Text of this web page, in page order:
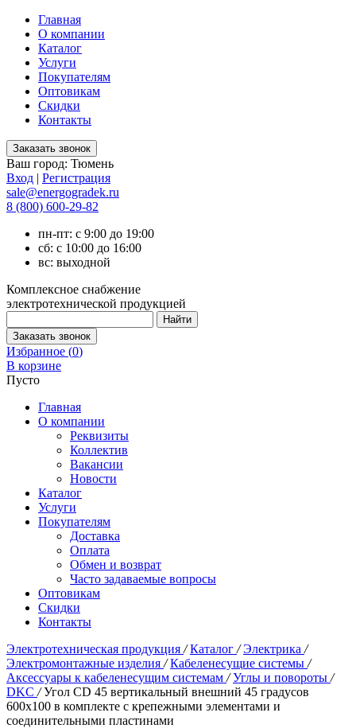
Главная
О компании
Каталог
Услуги
Покупателям
Оптовикам
Скидки
Контакты
Ваш город: Тюмень
Вход | Регистрация
sale@energogradek.ru
8 (800) 600-29-82
пн-пт: с 9:00 до 19:00
сб: с 10:00 до 16:00
вс: выходной
Комплексное снабжение
электротехнической продукцией
Избранное (0)
В корзине
Пусто
Главная
О компании
Реквизиты
Коллектив
Вакансии
Новости
Каталог
Услуги
Покупателям
Доставка
Оплата
Обмен и возврат
Часто задаваемые вопросы
Оптовикам
Скидки
Контакты
Электротехническая продукция / Каталог / Электрика /
Электромонтажные изделия / Кабеленесущие системы /
Аксессуары к кабеленесущим системам / Углы и повороты /
DKC / Угол CD 45 вертикальный внешний 45 градусов
600х100 в комплекте с крепежными элементами и
соединительными пластинами